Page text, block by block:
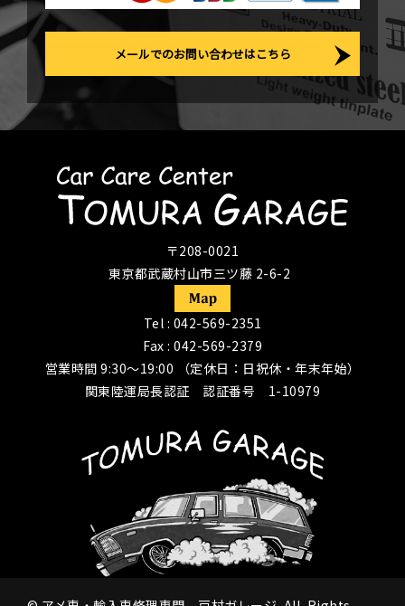
メールでのお問い合わせはこちら
〒208-0021
東京都武蔵村山市三ツ藤 2-6-2
Tel : 042-569-2351
Fax : 042-569-2379
営業時間 9:30〜19:00 （定休日：日祝休・年末年始）
関東陸運局長認証 認証番号 1-10979